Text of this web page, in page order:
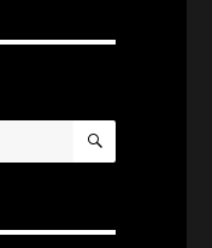
ZOEKEN